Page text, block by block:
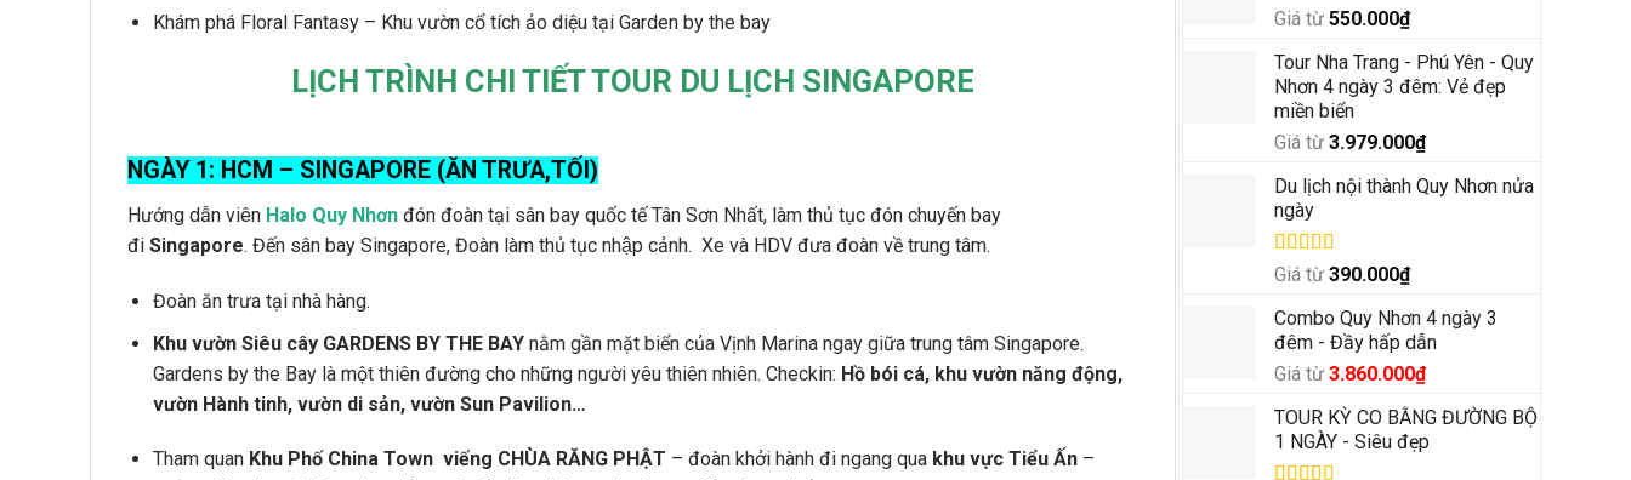
Giá từ 550.000₫
Tour Nha Trang - Phú Yên - Quy
Nhơn 4 ngày 3 đêm: Vẻ đẹp
miền biển
Giá từ 3.979.000₫
Du lịch nội thành Quy Nhơn nửa
ngày
Được xếp
sao
Giá từ 390.000₫
Combo Quy Nhơn 4 ngày 3
đêm - Đầy hấp dẫn
Giá từ Giá
là:
4.500.000₫.
3.860.000₫Giá
tại
là:
TOUR KỲ CO BẰNG ĐƯỜNG BỘ
1 NGÀY - Siêu đẹp
Khám phá Floral Fantasy – Khu vườn cổ tích ảo diệu tại Garden by the bay
LỊCH TRÌNH CHI TIẾTTOUR DU LỊCH SINGAPORE
NGÀY 1: HCM – SINGAPORE (ĂN TRƯA,TỐI)
Hướng dẫn viên Halo Quy Nhơn đón đoàn tại sân bay quốc tế Tân Sơn Nhất, làm thủ tục đón chuyến bay
đi Singapore. Đến sân bay Singapore, Đoàn làm thủ tục nhập cảnh. Xe và HDV đưa đoàn về trung tâm.
Đoàn ăn trưa tại nhà hàng.
Khu vườn Siêu cây GARDENS BY THE BAYnằm gần mặt biển của Vịnh Marina ngay giữa trung tâm Singapore.
Gardens by the Bay là một thiên đường cho những người yêu thiên nhiên. Checkin: Hồ bói cá, khu vườn năng động,
vườn Hành tinh, vườn di sản, vườn Sun Pavilion…
Tham quan Khu Phố China Town viếng CHÙA RĂNG PHẬT – đoàn khởi hành đi ngang qua khu vực Tiểu Ấn–